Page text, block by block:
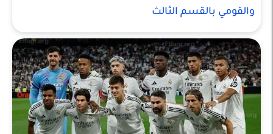
والقومي بالقسم الثالث